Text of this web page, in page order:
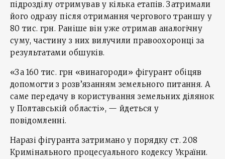
підрозділу отримував у кілька етапів. Затримали
його одразу після отримання чергового траншу у
80 тис. грн. Раніше він уже отримав аналогічну
суму, частину з них вилучили правоохоронці за
результатами обшуків.
«За 160 тис. грн «винагороди» фігурант обіцяв
допомогти з розв’язанням земельного питання. А
саме передачу в користування земельних ділянок
у Полтавській області», — йдеться у
повідомленні.
Наразі фігуранта затримано у порядку ст. 208
Кримінального процесуального кодексу України.